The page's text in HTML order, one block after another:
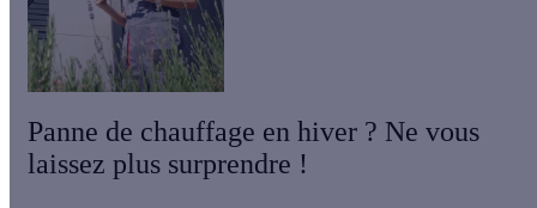
Panne de chauffage en hiver ? Ne vous
laissez plus surprendre !